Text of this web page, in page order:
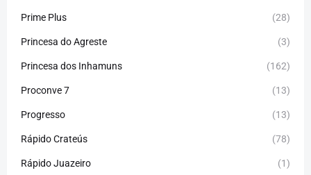
Prime Plus (28)
Princesa do Agreste (3)
Princesa dos Inhamuns (162)
Proconve 7 (13)
Progresso (13)
Rápido Crateús (78)
Rápido Juazeiro (1)